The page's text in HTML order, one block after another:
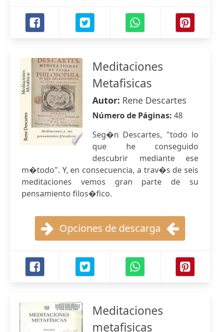
Meditaciones
Metafisicas
Autor: Rene Descartes
Número de Páginas: 48
Seg�n Descartes, "todo lo
que he conseguido
descubrir mediante ese
m�todo". Y, en consecuencia, a trav�s de seis
meditaciones vemos gran parte de su
pensamiento filos�fico.
Opciones de descarga
Meditaciones
metafisicas